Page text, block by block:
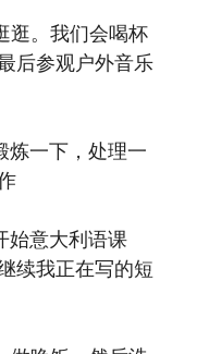
逛。我们会喝杯
后参观户外音乐
炼一下，处理一
始意大利语课
续我正在写的短